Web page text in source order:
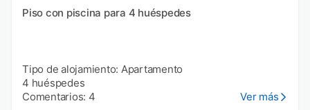
Piso con piscina para 4 huéspedes
Tipo de alojamiento: Apartamento
4 huéspedes
Comentarios: 4
Ver más